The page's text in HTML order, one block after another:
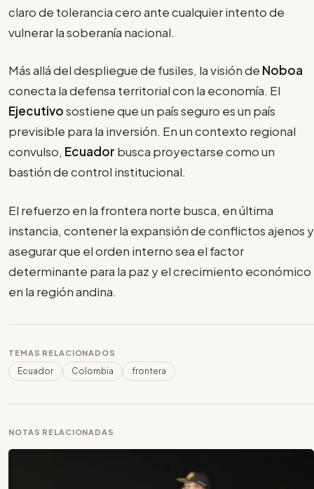
claro de tolerancia cero ante cualquier intento de
vulnerar la soberanía nacional.
Más allá del despliegue de fusiles, la visión de Noboa
conecta la defensa territorial con la economía. El
Ejecutivosostiene que un país seguro es un país
previsible para la inversión. En un contexto regional
convulso, Ecuador busca proyectarse como un
bastión de control institucional.
El refuerzo en la frontera norte busca, en última
instancia, contener la expansión de conflictos ajenos y
asegurar que el orden interno sea el factor
determinante para la paz y el crecimiento económico
en la región andina.
TEMAS RELACIONADOS
Ecuador Colombia frontera
NOTAS RELACIONADAS